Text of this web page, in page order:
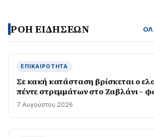
ΡΟΗ ΕΙΔΗΣΕΩΝ
ΕΠΙΚΑΙΡΌΤΗΤΑ
Σε κακή κατάσταση βρίσκεται ο
πέντε στρεμμάτων στο
7 Αυγούστου 2026